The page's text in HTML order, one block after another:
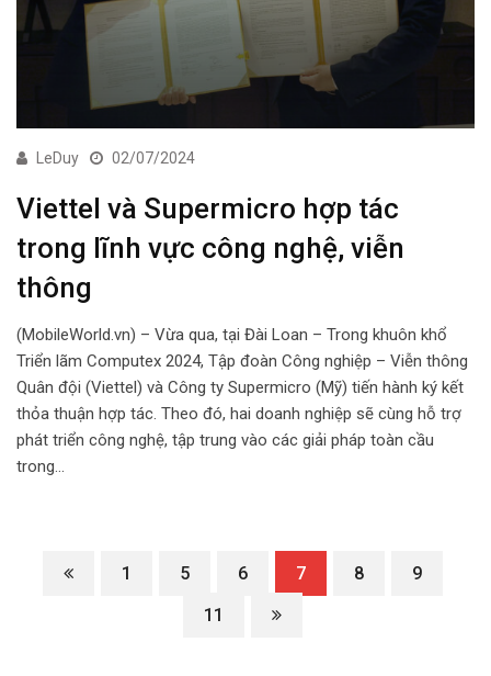
LeDuy 02/07/2024
Viettel và Supermicro hợp tác
trong lĩnh vực công nghệ, viễn
thông
(MobileWorld.vn) – Vừa qua, tại Đài Loan – Trong khuôn khổ
Triển lãm Computex 2024, Tập đoàn Công nghiệp – Viễn thông
Quân đội (Viettel) và Công ty Supermicro (Mỹ) tiến hành ký kết
thỏa thuận hợp tác. Theo đó, hai doanh nghiệp sẽ cùng hỗ trợ
phát triển công nghệ, tập trung vào các giải pháp toàn cầu
trong…
1 5 6 7 8
9
11